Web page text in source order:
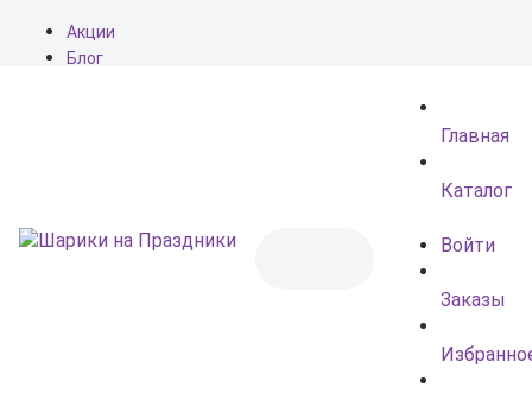
Акции
Блог
Главная
Каталог
Войти
Заказы